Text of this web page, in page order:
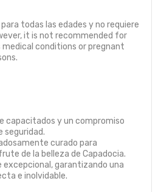
todas las edades y no requiere
it is not recommended for
conditions or pregnant
capacitados y un compromiso
seguridad.
curado para
de la belleza de Capadocia.
excepcional, garantizando una
e inolvidable.